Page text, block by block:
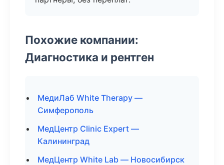
Похожие компании:
Диагностика и рентген
МедиЛаб White Therapy —
Симферополь
МедЦентр Clinic Expert —
Калининград
МедЦентр White Lab — Новосибирск